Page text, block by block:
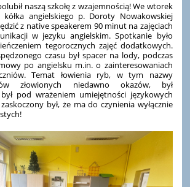
naszą szkołę z wzajemnością! We wtorek
kółka angielskiego p. Doroty Nowakowskiej
z native speakerem 90 minut na zajęciach
w jezyku angielskim. Spotkanie było
tegorocznych zajęć dodatkowych.
czasu był spacer na lody, podczas
po angielsku m.in. o zainteresowaniach
Temat łowienia ryb, w tym nazwy
złowionych niedawno okazów, był
był pod wrażeniem umiejętności językowych
był, że ma do czynienia wyłącznie